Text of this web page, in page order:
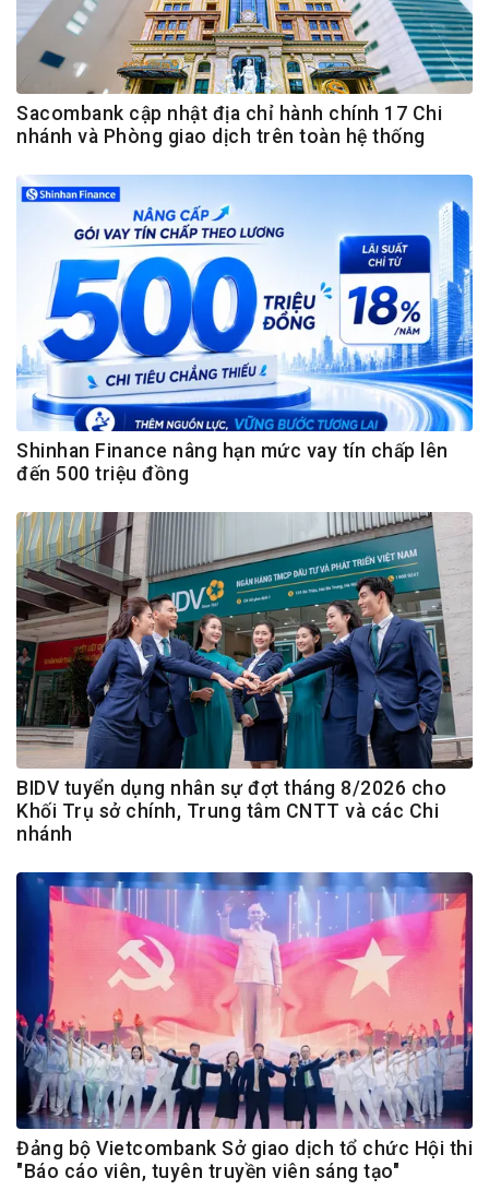
Sacombank cập nhật địa chỉ hành chính 17 Chi
nhánh và Phòng giao dịch trên toàn hệ thống
Shinhan Finance nâng hạn mức vay tín chấp lên
đến 500 triệu đồng
BIDV tuyển dụng nhân sự đợt tháng 8/2026 cho
Khối Trụ sở chính, Trung tâm CNTT và các Chi
nhánh
Đảng bộ Vietcombank Sở giao dịch tổ chức Hội thi
"Báo cáo viên, tuyên truyền viên sáng tạo"